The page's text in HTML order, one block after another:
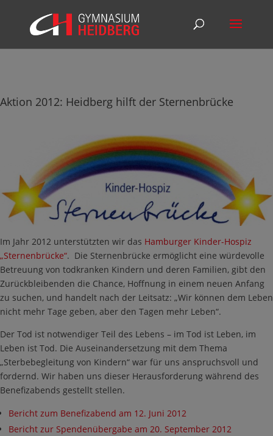
Aktion 2012: Heidberg hilft der Sternenbrücke
Im Jahr 2012 unterstützten wir das Hamburger Kinder-Hospiz
„Sternenbrücke“. Die Sternenbrücke ermöglicht eine würdevolle
Betreuung von todkranken Kindern und deren Familien, gibt den
Zurückbleibenden die Chance, Hoffnung in einem neuen Anfang
zu suchen, und handelt nach der Leitsatz: „Wir können dem Leben
nicht mehr Tage geben, aber den Tagen mehr Leben“.
Der Tod ist notwendiger Teil des Lebens – im Tod ist Leben, im
Leben ist Tod. Die Auseinandersetzung mit dem Thema
„Sterbebegleitung von Kindern“ war für uns anspruchsvoll und
fordernd. Wir haben uns dieser Herausforderung während des
Benefizabends gestellt stellen.
Bericht zum Benefizabend am 12. Juni 2012
Bericht zur Spendenübergabe am 20. September 2012